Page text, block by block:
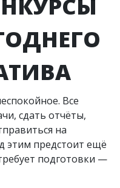
Все
сдать отчёты,
на
этим предстоит ещё
подготовки —